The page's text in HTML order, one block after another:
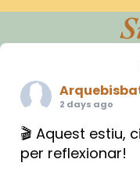
2 days ago
🎬 Aquest estiu,
per reflexionar!